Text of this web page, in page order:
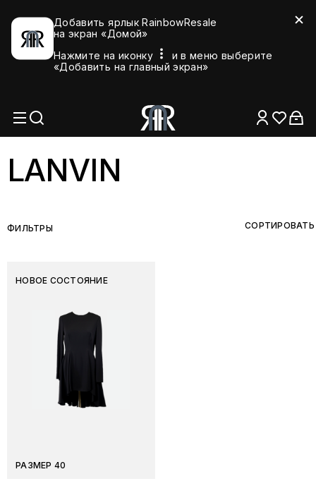
Добавить ярлык RainbowResale
на экран «Домой»
Нажмите на иконку
и в меню выберите
«Добавить на главный экран»
LANVIN
ФИЛЬТРЫ СОРТИРОВАТЬ
НОВОЕ СОСТОЯНИЕ
РАЗМЕР 40